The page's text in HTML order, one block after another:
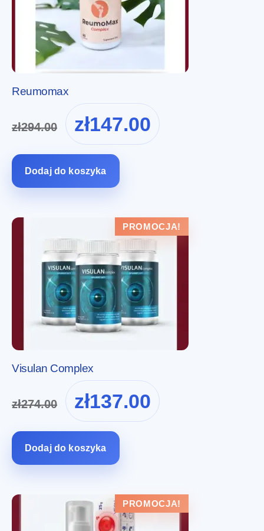
Reumomax
zł294.00
Pierwotna
cena
wynosiła:
zł147.00
cena
Dodaj do koszyka
PROMOCJA!
Visulan Complex
zł274.00
Pierwotna
cena
wynosiła:
zł137.00
cena
Dodaj do koszyka
PROMOCJA!